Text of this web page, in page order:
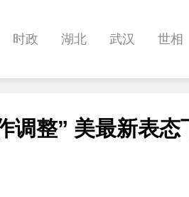
时政 湖北 武汉 世相
影像 帅作文
调整” 美最新表